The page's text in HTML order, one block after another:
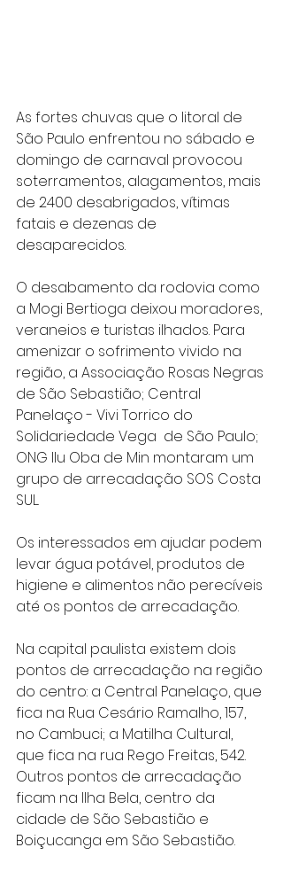
As fortes chuvas que o litoral de
São Paulo enfrentou no sábado e
domingo de carnaval provocou
soterramentos, alagamentos, mais
de 2400 desabrigados, vítimas
fatais e dezenas de
desaparecidos.
O desabamento da rodovia como
a Mogi Bertioga deixou moradores,
veraneios e turistas ilhados. Para
amenizar o sofrimento vivido na
região, a Associação Rosas Negras
de São Sebastião; Central
Panelaço - Vivi Torrico do
Solidariedade Vega  de São Paulo;
ONG Ilu Oba de Min montaram um
grupo de arrecadação SOS Costa
SUL.
Os interessados em ajudar podem
levar água potável, produtos de
higiene e alimentos não perecíveis
até os pontos de arrecadação.
Na capital paulista existem dois
pontos de arrecadação na região
do centro: a Central Panelaço, que
fica na Rua Cesário Ramalho, 157,
no Cambuci; a Matilha Cultural,
que fica na rua Rego Freitas, 542.
Outros pontos de arrecadação
ficam na Ilha Bela, centro da
cidade de São Sebastião e
Boiçucanga em São Sebastião.